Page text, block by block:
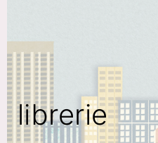
librerie